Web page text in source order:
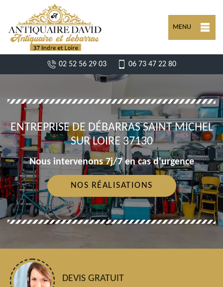
MENU
02 52 56 29 03 06 73 47 22 80
ENTREPRISE DE DÉBARRAS SAINT MICHEL
SUR LOIRE 37130
Nous intervenons 7j/7 en cas d'urgence
NOS RÉALISATIONS
DEVIS GRATUIT